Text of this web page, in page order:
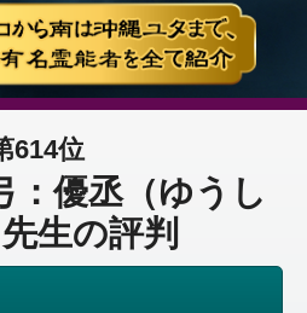
614位
：優丞（ゆうし
生の評判